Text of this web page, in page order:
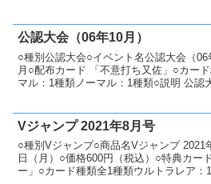
公認大会（06年10月）
○種別公認大会○イベント名公認大会（
月○配布カード 「不意打ち又佐」○カー
マル：1種類ノーマル：1種類○説明 公認
Vジャンプ 2021年8月号
○種別Vジャンプ○商品名Vジャンプ 2021
日（月）○価格600円（税込）○特典カー
ー」○カード種類全1種類ウルトラレア